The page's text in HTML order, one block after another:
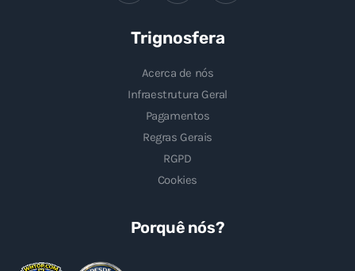
Trignosfera
Acerca de nós
Infraestrutura Geral
Pagamentos
Regras Gerais
RGPD
Cookies
Porquê nós?